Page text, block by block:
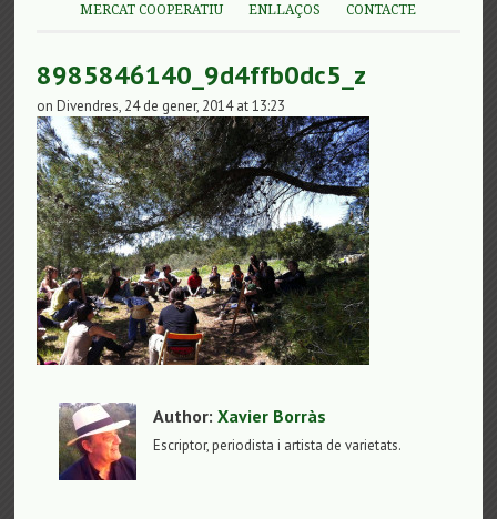
MERCAT COOPERATIU
ENLLAÇOS CONTACTE
8985846140_9d4ffb0dc5_z
on Divendres, 24 de gener, 2014 at 13:23
Author:Xavier Borràs
Escriptor, periodista i artista de varietats.